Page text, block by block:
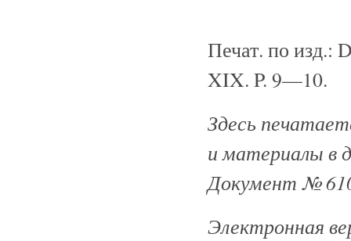
Печат. по изд.:
XIX. P. 9—10.
Здесь
и материалы в
Документ №
Электронная